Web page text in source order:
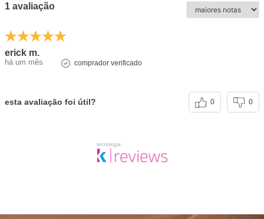
1 avaliação
erick m.
há um mês comprador verificado
esta avaliação foi útil? 0 0